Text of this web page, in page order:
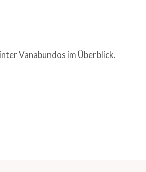
Vanabundos im Überblick.